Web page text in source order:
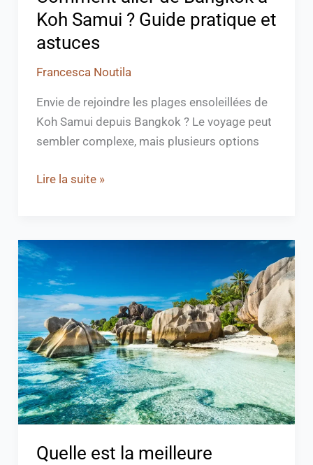
Koh Samui ? Guide pratique et
astuces
Francesca Noutila
Envie de rejoindre les plages ensoleillées de
Koh Samui depuis Bangkok ? Le voyage peut
sembler complexe, mais plusieurs options
Lire la suite »
Quelle est la meilleure
Quelle
la
meilleure
période
pour
aller
aux
Seychelles
?